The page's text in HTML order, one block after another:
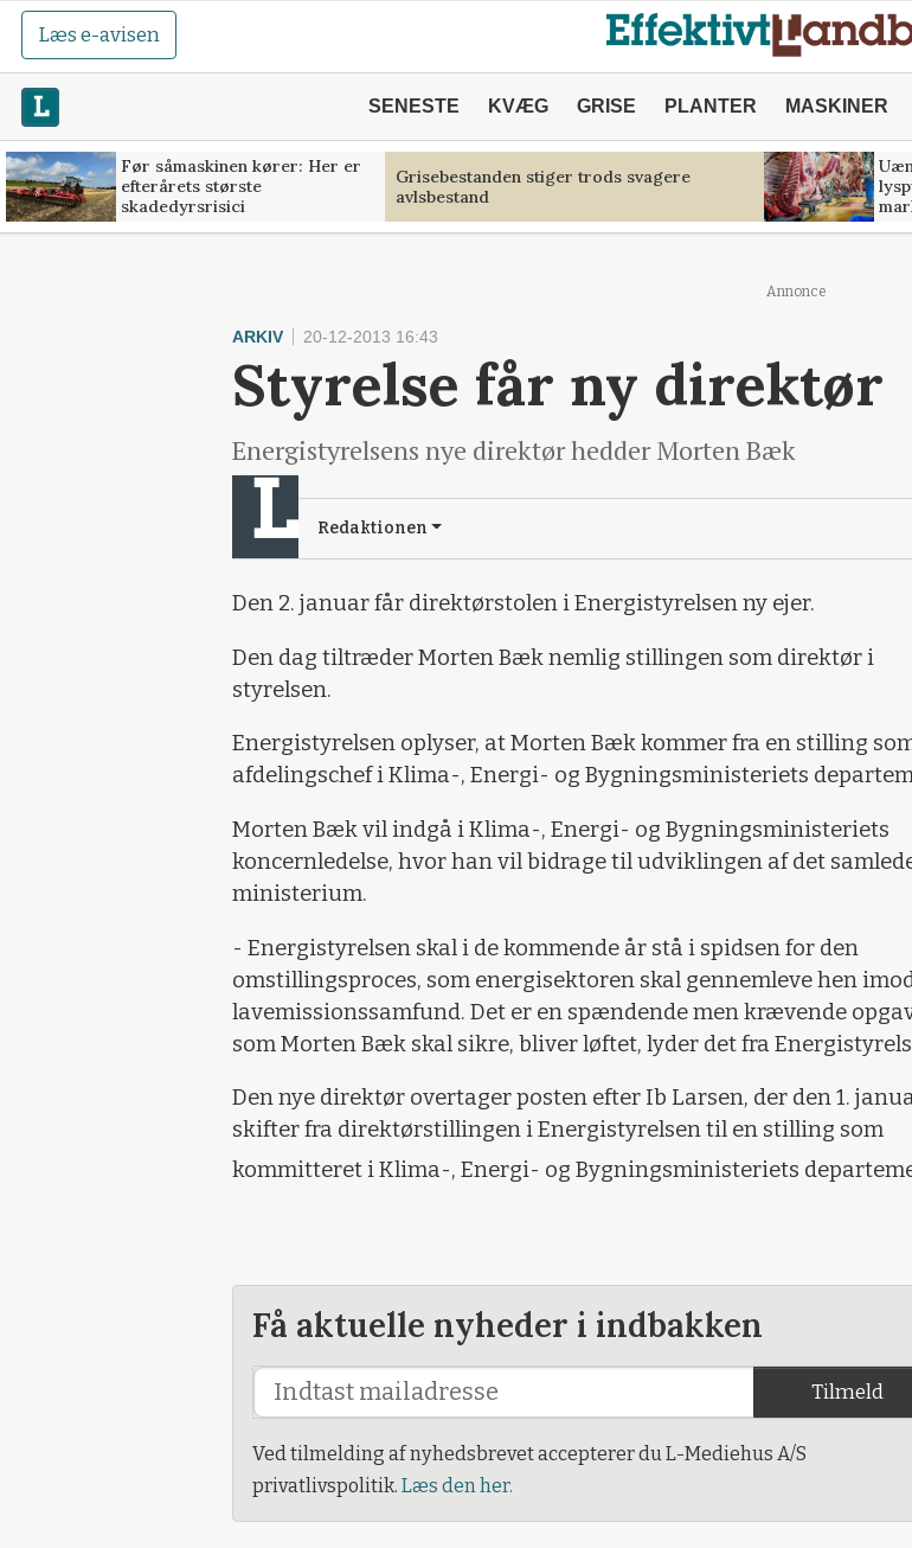
Læs e-avisen
SENESTE KVÆG GRISE PLANTER MASKINER
Før såmaskinen kører: Her er
efterårets største
skadedyrsrisici
Grisebestanden stiger trods svagere
avlsbestand
Annonce
ARKIV 20-12-2013 16:43
Styrelse får ny direktør
Energistyrelsens nye direktør hedder Morten Bæk
Redaktionen
Den 2. januar får direktørstolen i Energistyrelsen ny ejer.
Den dag tiltræder Morten Bæk nemlig stillingen som direktør i
styrelsen.
Energistyrelsen oplyser, at Morten Bæk kommer fra en stilling
afdelingschef i Klima-, Energi- og Bygningsministeriets
Morten Bæk vil indgå i Klima-, Energi- og Bygningsministeriets
koncernledelse, hvor han vil bidrage til udviklingen af det
ministerium.
- Energistyrelsen skal i de kommende år stå i spidsen for den
omstillingsproces, som energisektoren skal gennemleve hen
lavemissionssamfund. Det er en spændende men krævende
som Morten Bæk skal sikre, bliver løftet, lyder det fra
Den nye direktør overtager posten efter Ib Larsen, der den 1.
skifter fra direktørstillingen i Energistyrelsen til en stilling som
kommitteret i Klima-, Energi- og Bygningsministeriets
Få aktuelle nyheder i indbakken
Tilmeld
Ved tilmelding af nyhedsbrevet accepterer du L-Mediehus A/S
privatlivspolitik. Læs den her.